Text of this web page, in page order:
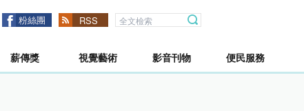
粉絲團 RSS
薪傳獎 視覺藝術 影音刊物 便民服務